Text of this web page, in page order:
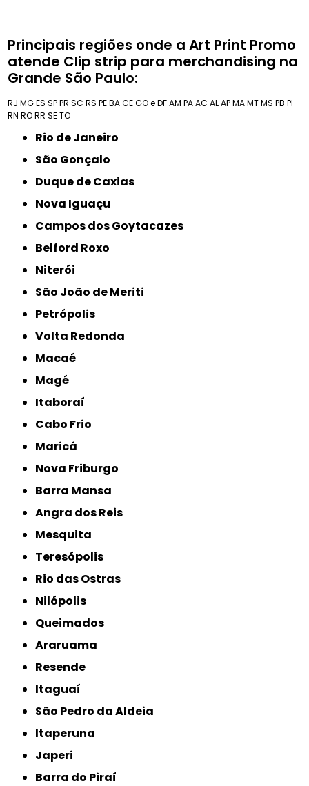
Principais regiões onde a Art Print Promo
atende Clip strip para merchandising na
Grande São Paulo:
RJ MGES SPPR SC RS PEBACEGO e DFAM PAAC ALAPMAMTMS PB PI
RN RORR SETO
Rio de Janeiro
São Gonçalo
Duque de Caxias
Nova Iguaçu
Campos dos Goytacazes
Belford Roxo
Niterói
São João de Meriti
Petrópolis
Volta Redonda
Macaé
Magé
Itaboraí
Cabo Frio
Maricá
Nova Friburgo
Barra Mansa
Angra dos Reis
Mesquita
Teresópolis
Rio das Ostras
Nilópolis
Queimados
Araruama
Resende
Itaguaí
São Pedro da Aldeia
Itaperuna
Japeri
Barra do Piraí